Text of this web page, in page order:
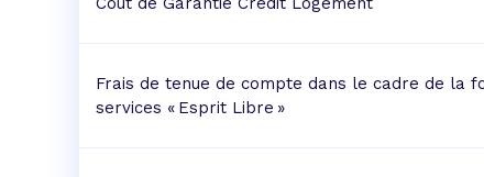
Frais de tenue de compte dans le cadre de la
services « Esprit Libre »